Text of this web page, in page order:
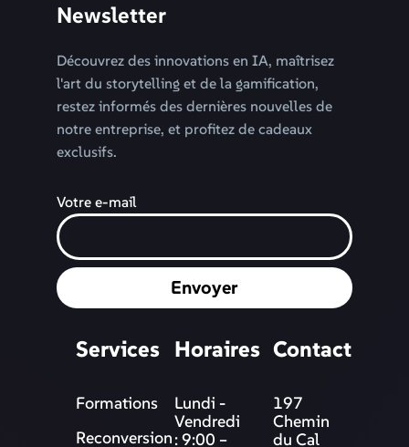
Newsletter
Découvrez des innovations en IA, maîtrisez
l'art du storytelling et de la gamification,
restez informés des dernières nouvelles de
notre entreprise, et profitez de cadeaux
exclusifs.
Votre e-mail
Envoyer
Services
Formations
Reconversion
Horaires
Lundi -
Vendredi
: 9:00 –
Contact
197
Chemin
du Cal